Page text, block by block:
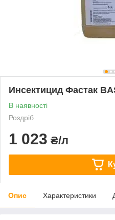
Инсектицид Фастак
В наявності
Роздріб
1 023 ₴/л
Опис Характеристики